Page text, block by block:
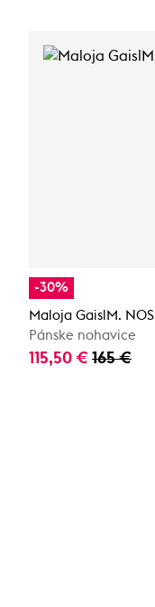
-30%
Maloja GaislM. NOS
Pánske nohavice
115,50 € 165 €